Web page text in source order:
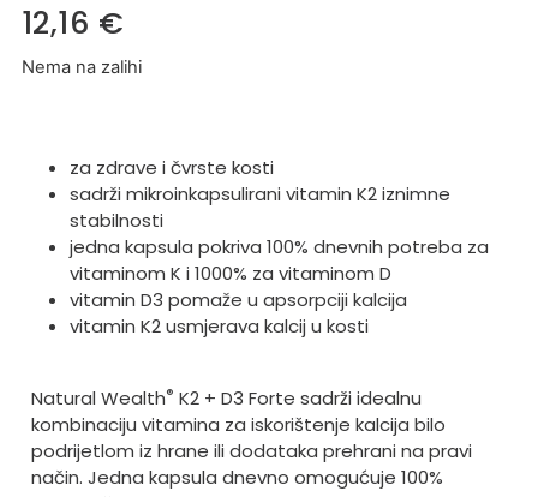
12,16 €
Nema na zalihi
za zdrave i čvrste kosti
sadrži mikroinkapsulirani vitamin K2 iznimne
stabilnosti
jedna kapsula pokriva 100% dnevnih potreba za
vitaminom K i 1000% za vitaminom D
vitamin D3 pomaže u apsorpciji kalcija
vitamin K2 usmjerava kalcij u kosti
Natural Wealth® K2 + D3 Forte sadrži idealnu
kombinaciju vitamina za iskorištenje kalcija bilo
podrijetlom iz hrane ili dodataka prehrani na pravi
način. Jedna kapsula dnevno omogućuje 100%